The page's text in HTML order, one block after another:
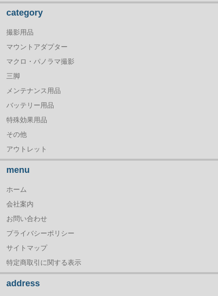
category
撮影用品
マウントアダプター
マクロ・パノラマ撮影
三脚
メンテナンス用品
バッテリー用品
特殊効果用品
その他
アウトレット
menu
ホーム
会社案内
お問い合わせ
プライバシーポリシー
サイトマップ
特定商取引に関する表示
address